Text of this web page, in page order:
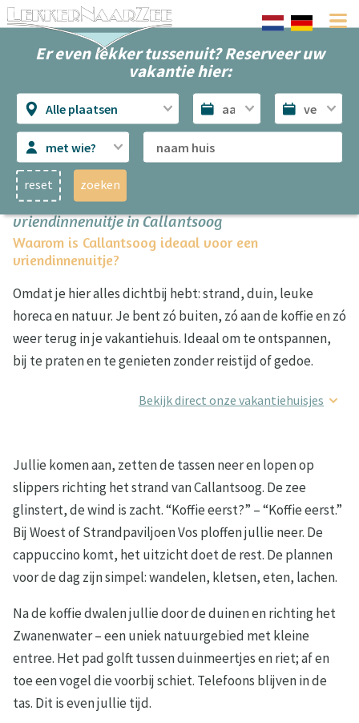
Er even lekker tussenuit? Reserveer uw
vakantie hier:
Alle plaatsen
met wie?
zoeken
reset
Samen genieten aan zee – het perfecte
vriendinnenuitje in Callantsoog
Waarom is Callantsoog ideaal voor een
vriendinnenuitje?
Omdat je hier alles dichtbij hebt: strand, duin, leuke
horeca en natuur. Je bent zó buiten, zó aan de koffie en zó
weer terug in je vakantiehuis. Ideaal om te ontspannen,
bij te praten en te genieten zonder reistijd of gedoe.
Bekijk direct onze vakantiehuisjes
Jullie komen aan, zetten de tassen neer en lopen op
slippers richting het strand van Callantsoog. De zee
glinstert, de wind is zacht. “Koffie eerst?” – “Koffie eerst.”
Bij Woest of Strandpaviljoen Vos ploffen jullie neer. De
cappuccino komt, het uitzicht doet de rest. De plannen
voor de dag zijn simpel: wandelen, kletsen, eten, lachen.
Na de koffie dwalen jullie door de duinen en richting het
Zwanenwater – een uniek natuurgebied met kleine
entree. Het pad golft tussen duinmeertjes en riet; af en
toe een vogel die voorbij schiet. Telefoons blijven in de
tas. Dit is even jullie tijd.